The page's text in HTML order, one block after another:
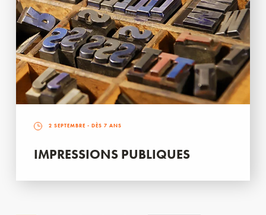
2 SEPTEMBRE - DÈS 7 ANS
IMPRESSIONS PUBLIQUES